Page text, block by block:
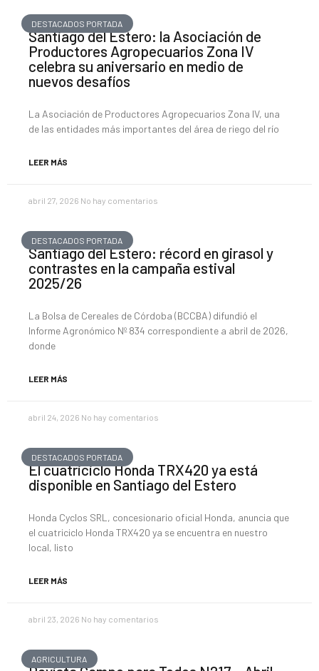
DESTACADOS PORTADA
Santiago del Estero: la Asociación de
Productores Agropecuarios Zona IV
celebra su aniversario en medio de
nuevos desafíos
La Asociación de Productores Agropecuarios Zona IV, una
de las entidades más importantes del área de riego del río
LEER MÁS
abril 27, 2026 No hay comentarios
DESTACADOS PORTADA
Santiago del Estero: récord en girasol y
contrastes en la campaña estival
2025/26
La Bolsa de Cereales de Córdoba (BCCBA) difundió el
Informe Agronómico Nº 834 correspondiente a abril de 2026,
donde
LEER MÁS
abril 24, 2026 No hay comentarios
DESTACADOS PORTADA
El cuatriciclo Honda TRX420 ya está
disponible en Santiago del Estero
Honda Cyclos SRL, concesionario oficial Honda, anuncia que
el cuatriciclo Honda TRX420 ya se encuentra en nuestro
local, listo
LEER MÁS
abril 23, 2026 No hay comentarios
AGRICULTURA